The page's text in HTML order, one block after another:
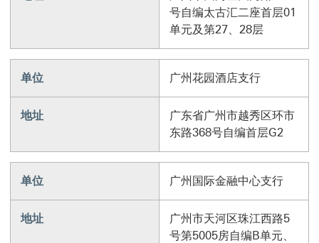
号自编太古汇二座首层01
单元及第27、28层
单位 广州花园酒店支行
地址
广东省广州市越秀区环市
东路368号自编首层G2
单位 广州国际金融中心支行
地址
广州市天河区珠江西路5
号第5005房自编B单元、